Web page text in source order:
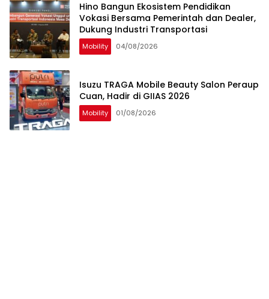
Hino Bangun Ekosistem Pendidikan
Vokasi Bersama Pemerintah dan Dealer,
Dukung Industri Transportasi
Mobility 04/08/2026
Isuzu TRAGA Mobile Beauty Salon Peraup
Cuan, Hadir di GIIAS 2026
Mobility 01/08/2026